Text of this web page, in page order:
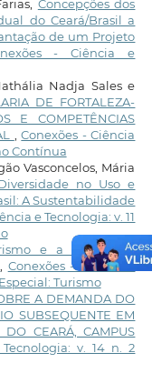
Concepções dos
do Ceará/Brasil a
de um Projeto
- Ciência e
Nadja Sales e
DE FORTALEZA-
E COMPETÊNCIAS
,Conexões - Ciência
Contínua
Vasconcelos, Mária
no Uso e
A Sustentabilidade
e Tecnologia: v. 11
e a Metrópole:
, Conexões - Ciência e
Turismo
A DEMANDA DO
SUBSEQUENTE EM
DO CEARÁ, CAMPUS
v. 14 n. 2